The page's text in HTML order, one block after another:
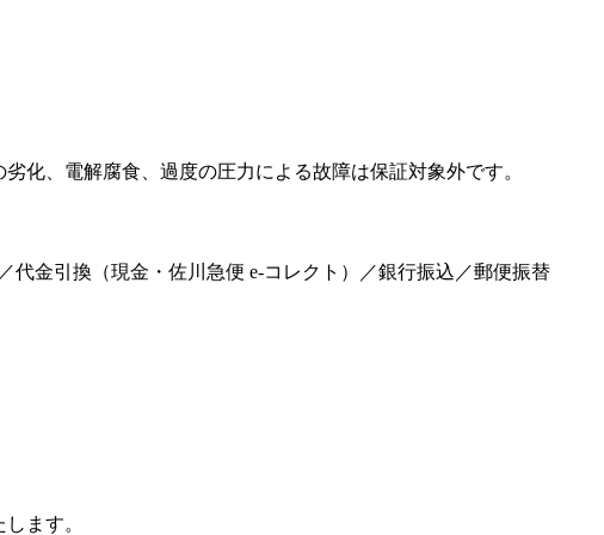
化、電解腐食、過度の圧力による故障は保証対象外です。
代金引換（現金・佐川急便 e-コレクト）／銀行振込／郵便振替
ます。